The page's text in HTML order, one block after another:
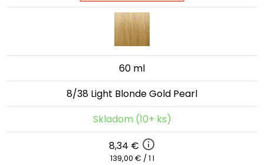
60 ml
8/38 Light Blonde Gold Pearl
Skladom (10+ ks)
8,34 €
139,00 € / 1 l